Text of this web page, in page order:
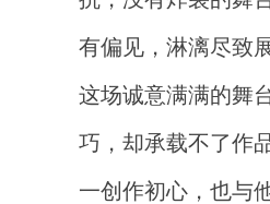
有偏见，淋漓尽致
这场诚意满满的舞
巧，却承载不了作
一创作初心，也与